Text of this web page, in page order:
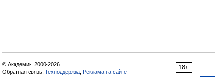
18+
© Академик, 2000-2026
Обратная связь: Техподдержка Реклама на сайте